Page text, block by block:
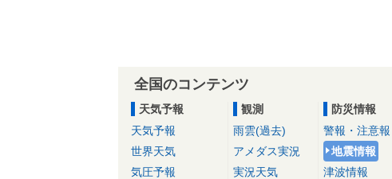
全国のコンテンツ
天気予報
天気予報
世界天気
気圧予報
観測
雨雲(過去)
アメダス実況
実況天気
防災情報
警報・注意報
地震情報
津波情報